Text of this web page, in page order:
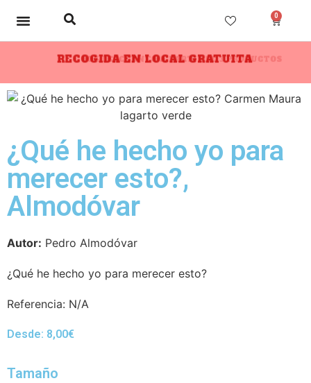
0
10% DESCUENTO A PARTIR DE 3 PRODUCTOS
RECOGIDA EN LOCAL GRATUITA
¿Qué he hecho yo para
merecer esto?,
Almodóvar
Autor: Pedro Almodóvar
¿Qué he hecho yo para merecer esto?
Referencia: N/A
Desde: 8,00€
Tamaño